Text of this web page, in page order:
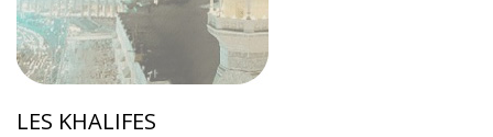
LES KHALIFES